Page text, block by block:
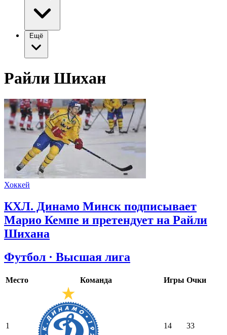
Ещё
Райли Шихан
Хоккей
КХЛ. Динамо Минск подписывает
Марио Кемпе и претендует на Райли
Шихана
Футбол · Высшая лига
Место Команда Игры Очки
1 14 33